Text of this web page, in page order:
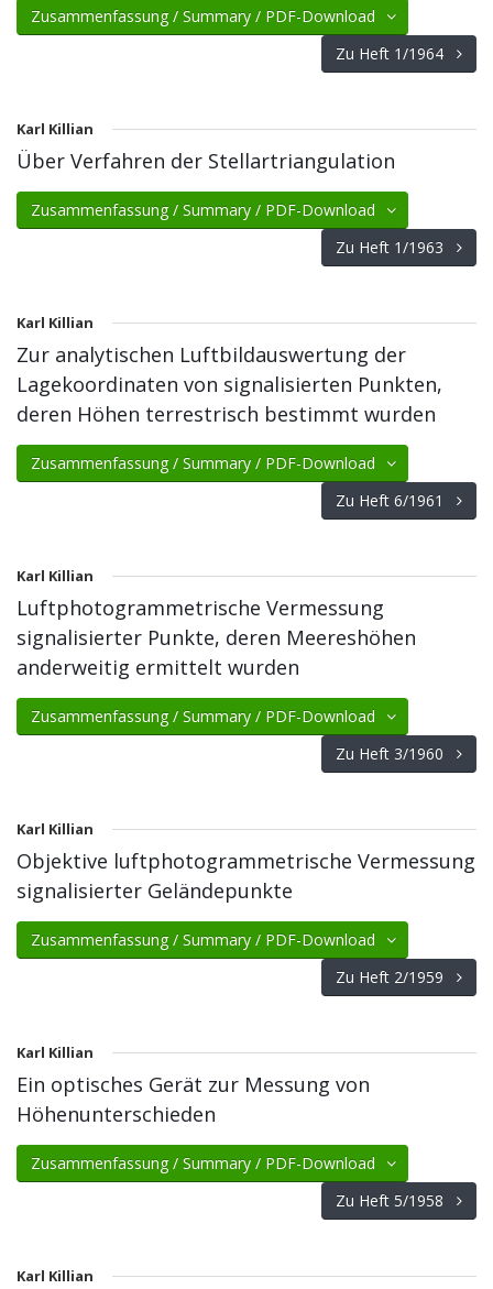
Zusammenfassung / Summary / PDF-Download
Zu Heft 1/1964
Karl Killian
Über Verfahren der Stellartriangulation
Zusammenfassung / Summary / PDF-Download
Zu Heft 1/1963
Karl Killian
Zur analytischen Luftbildauswertung der
Lagekoordinaten von signalisierten Punkten,
deren Höhen terrestrisch bestimmt wurden
Zusammenfassung / Summary / PDF-Download
Zu Heft 6/1961
Karl Killian
Luftphotogrammetrische Vermessung
signalisierter Punkte, deren Meereshöhen
anderweitig ermittelt wurden
Zusammenfassung / Summary / PDF-Download
Zu Heft 3/1960
Karl Killian
Objektive luftphotogrammetrische Vermessung
signalisierter Geländepunkte
Zusammenfassung / Summary / PDF-Download
Zu Heft 2/1959
Karl Killian
Ein optisches Gerät zur Messung von
Höhenunterschieden
Zusammenfassung / Summary / PDF-Download
Zu Heft 5/1958
Karl Killian